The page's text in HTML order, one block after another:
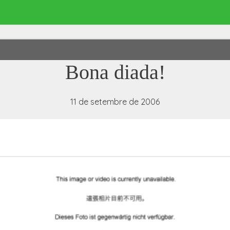
Bona diada!
11 de setembre de 2006